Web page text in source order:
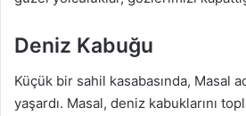
Deniz Kabuğu
Küçük bir sahil kasabasında, Masal
yaşardı. Masal, deniz kabuklarını